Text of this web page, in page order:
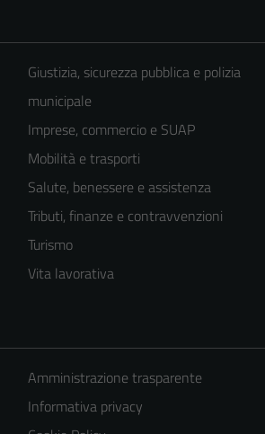
Giustizia, sicurezza pubblica e polizia
municipale
Imprese, commercio e SUAP
Mobilità e trasporti
Salute, benessere e assistenza
Tributi, finanze e contravvenzioni
Turismo
Vita lavorativa
Amministrazione trasparente
Informativa privacy